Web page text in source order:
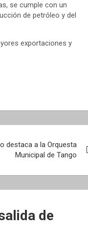
se cumple con un
de petróleo y del
exportaciones y
destaca a la Orquesta
Municipal de Tango
de